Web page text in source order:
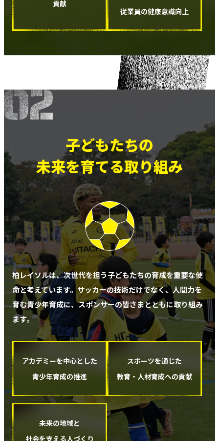
貢献
従業員の健康意識向上
子どもたちの
未来を育てる取り組み
柏レイソルは、次世代を担う子どもたちの育成を重要な使
命と考えています。 サッカーの技術だけでなく、人間力を
育む青少年育成に、スポンサーの皆さまとともに取り組み
ます。
アカデミーを中心とした
青少年育成の推進
スポーツを通じた
教育・人材育成への貢献
未来の地域と
社会を支える人づくり